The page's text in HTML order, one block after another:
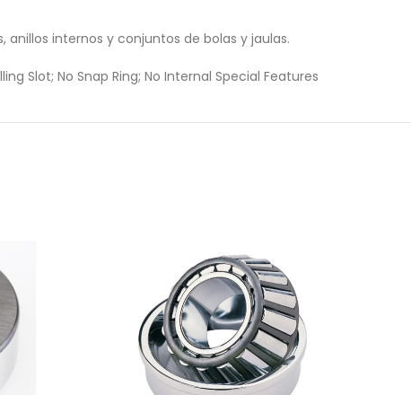
internos y conjuntos de bolas y jaulas.
Slot; No Snap Ring; No Internal Special Features